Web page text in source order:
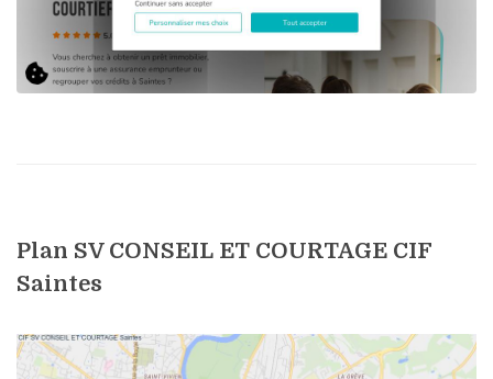
Plan SV CONSEIL ET COURTAGE CIF
Saintes